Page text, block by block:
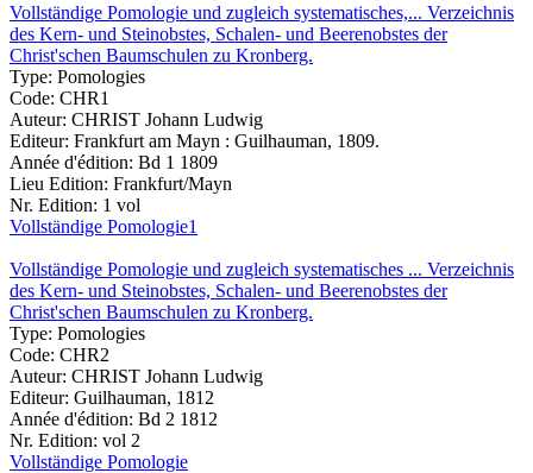
Vollständige Pomologie und zugleich systematisches,... Verzeichnis
des Kern- und Steinobstes, Schalen- und Beerenobstes der
Christ'schen Baumschulen zu Kronberg.
Type: Pomologies
Code: CHR1
Auteur: CHRIST Johann Ludwig
Editeur: Frankfurt am Mayn : Guilhauman, 1809.
Année d'édition: Bd 1 1809
Lieu Edition: Frankfurt/Mayn
Nr. Edition: 1 vol
Vollständige Pomologie1
Vollständige Pomologie und zugleich systematisches ... Verzeichnis
des Kern- und Steinobstes, Schalen- und Beerenobstes der
Christ'schen Baumschulen zu Kronberg.
Type: Pomologies
Code: CHR2
Auteur: CHRIST Johann Ludwig
Editeur: Guilhauman, 1812
Année d'édition: Bd 2 1812
Nr. Edition: vol 2
Vollständige Pomologie